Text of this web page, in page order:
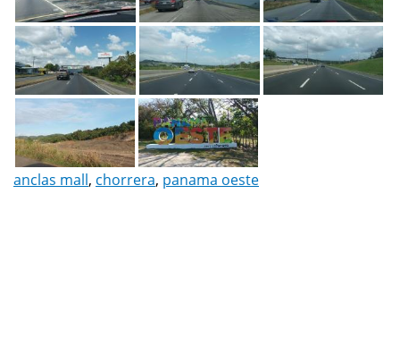
anclas mall, chorrera, panama oeste